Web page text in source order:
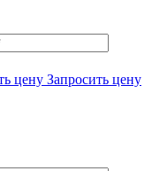
Запросить цену